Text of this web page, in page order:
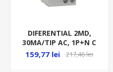
DIFERENTIAL 2MD,
30MA/TIP AC, 1P+N C
25A, 4.5KA, RCBO, EZ
159,77 lei 217,46 lei